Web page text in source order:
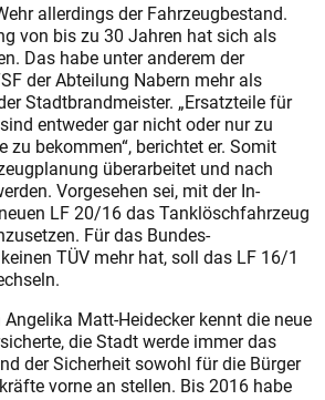
allerdings der Fahrzeugbestand.
von bis zu 30 Jahren hat sich als
Das habe unter anderem der
der Abteilung Nabern mehr als
Stadtbrandmeister. „Ersatzteile für
entweder gar nicht oder nur zu
zu bekommen“, berichtet er. Somit
überarbeitet und nach
Vorgesehen sei, mit der In-
LF 20/16 das Tanklöschfahrzeug
Für das Bundes-
TÜV mehr hat, soll das LF 16/1
Matt-Heidecker kennt die neue
die Stadt werde immer das
der Sicherheit sowohl für die Bürger
vorne an stellen. Bis 2016 habe